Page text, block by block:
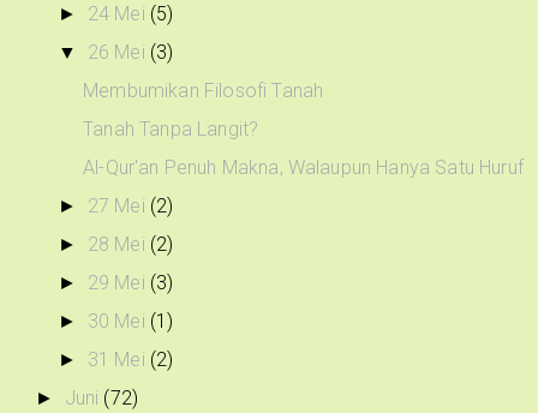
► 24 Mei (5)
▼ 26 Mei (3)
Membumikan Filosofi Tanah
Tanah Tanpa Langit?
Al-Qur'an Penuh Makna, Walaupun Hanya Satu Huruf
► 27 Mei (2)
► 28 Mei (2)
► 29 Mei (3)
► 30 Mei (1)
► 31 Mei (2)
► Juni (72)